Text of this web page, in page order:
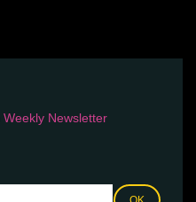
Weekly Newsletter